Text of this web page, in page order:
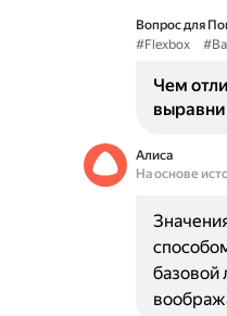
Вопрос для
#Flexbox
Чем
Алиса
На основе
базовой